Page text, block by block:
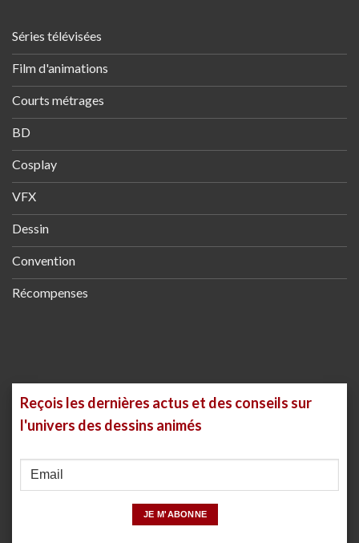
Séries télévisées
Film d'animations
Courts métrages
BD
Cosplay
VFX
Dessin
Convention
Récompenses
Reçois les dernières actus et des conseils sur
l'univers des dessins animés